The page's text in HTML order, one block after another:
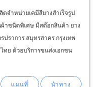
จำหน่ายเคมีสียางสำเร็จรูป
าชนิดพิเศษ มีสต๊อกสินค้า ยาง
ราการ สมุทรสาคร กรุงเทพ
ย ด้วยบริการขนส่งเอกชน